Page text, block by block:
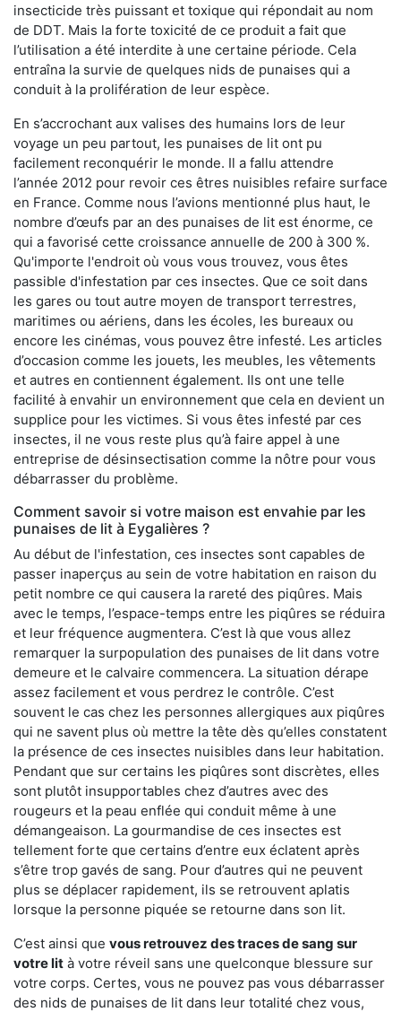
insecticide très puissant et toxique qui répondait au nom
de DDT. Mais la forte toxicité de ce produit a fait que
l’utilisation a été interdite à une certaine période. Cela
entraîna la survie de quelques nids de punaises qui a
conduit à la prolifération de leur espèce.
En s’accrochant aux valises des humains lors de leur
voyage un peu partout, les punaises de lit ont pu
facilement reconquérir le monde. Il a fallu attendre
l’année 2012 pour revoir ces êtres nuisibles refaire surface
en France. Comme nous l’avions mentionné plus haut, le
nombre d’œufs par an des punaises de lit est énorme, ce
qui a favorisé cette croissance annuelle de 200 à 300 %.
Qu'importe l'endroit où vous vous trouvez, vous êtes
passible d'infestation par ces insectes. Que ce soit dans
les gares ou tout autre moyen de transport terrestres,
maritimes ou aériens, dans les écoles, les bureaux ou
encore les cinémas, vous pouvez être infesté. Les articles
d’occasion comme les jouets, les meubles, les vêtements
et autres en contiennent également. Ils ont une telle
facilité à envahir un environnement que cela en devient un
supplice pour les victimes. Si vous êtes infesté par ces
insectes, il ne vous reste plus qu’à faire appel à une
entreprise de désinsectisation comme la nôtre pour vous
débarrasser du problème.
Comment savoir si votre maison est envahie par les
punaises de lit à Eygalières ?
Au début de l'infestation, ces insectes sont capables de
passer inaperçus au sein de votre habitation en raison du
petit nombre ce qui causera la rareté des piqûres. Mais
avec le temps, l’espace-temps entre les piqûres se réduira
et leur fréquence augmentera. C’est là que vous allez
remarquer la surpopulation des punaises de lit dans votre
demeure et le calvaire commencera. La situation dérape
assez facilement et vous perdrez le contrôle. C’est
souvent le cas chez les personnes allergiques aux piqûres
qui ne savent plus où mettre la tête dès qu’elles constatent
la présence de ces insectes nuisibles dans leur habitation.
Pendant que sur certains les piqûres sont discrètes, elles
sont plutôt insupportables chez d’autres avec des
rougeurs et la peau enflée qui conduit même à une
démangeaison. La gourmandise de ces insectes est
tellement forte que certains d’entre eux éclatent après
s’être trop gavés de sang. Pour d’autres qui ne peuvent
plus se déplacer rapidement, ils se retrouvent aplatis
lorsque la personne piquée se retourne dans son lit.
C’est ainsi que vous retrouvez des traces de sang sur
votre lit à votre réveil sans une quelconque blessure sur
votre corps. Certes, vous ne pouvez pas vous débarrasser
des nids de punaises de lit dans leur totalité chez vous,